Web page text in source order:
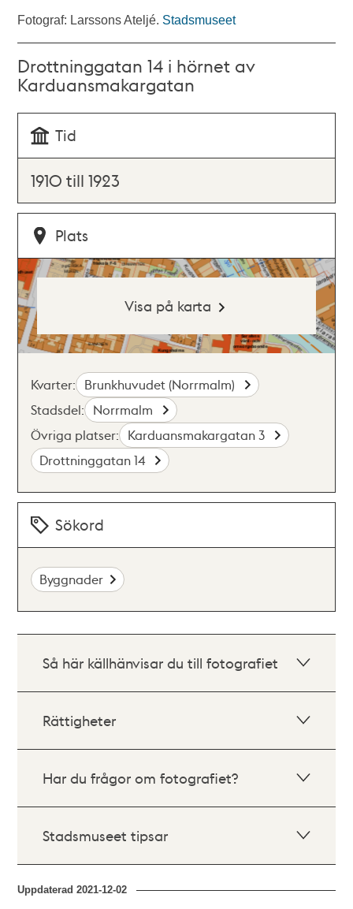
Fotograf: Larssons Ateljé. Stadsmuseet
Drottninggatan 14 i hörnet av
Karduansmakargatan
Tid
1910 till 1923
Plats
Visa på karta
Kvarter: Brunkhuvudet (Norrmalm)
Stadsdel: Norrmalm
Övriga platser: Karduansmakargatan 3
Drottninggatan 14
Sökord
Byggnader
Så här källhänvisar du till fotografiet
Rättigheter
Har du frågor om fotografiet?
Stadsmuseet tipsar
Uppdaterad2021-12-02